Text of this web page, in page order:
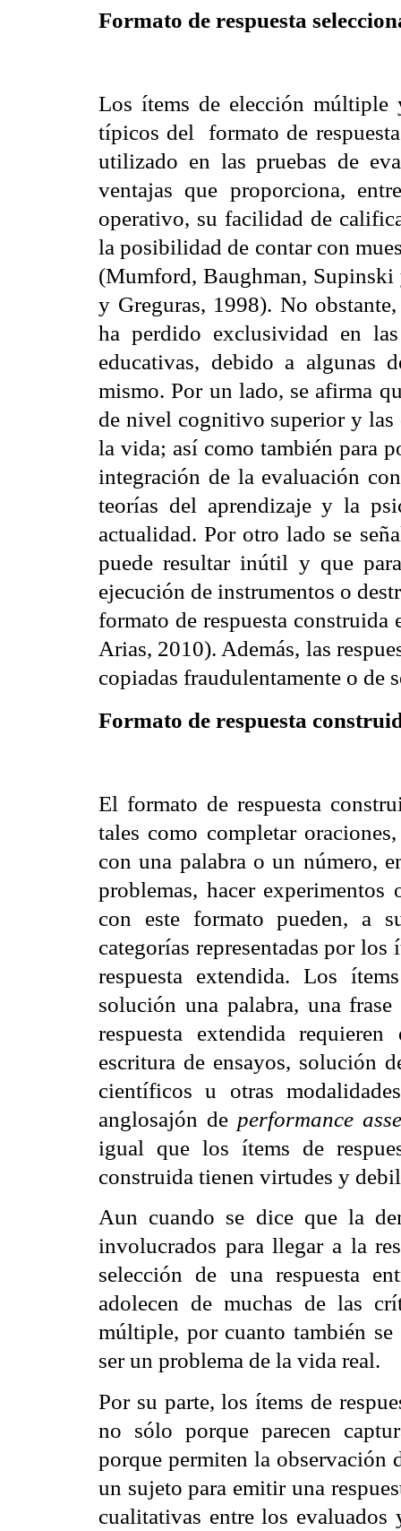
Formato de respuesta
Los ítems de elección múltiple
típicos del
formato de
utilizado en las pruebas de
ventajas que proporciona,
operativo, su facilidad de
la posibilidad de contar con
(Mumford, Baughman, Supinski
y Greguras, 1998). No
ha perdido exclusividad en
educativas, debido a algunas
mismo. Por un lado, se afirma
de nivel cognitivo superior y las
la vida; así como también para
integración de la evaluación
teorías del aprendizaje y la
actualidad. Por otro lado se
puede resultar inútil y que
ejecución de instrumentos o
formato de respuesta construida
Arias, 2010). Además, las
copiadas fraudulentamente o de
Formato de respuesta
El formato de respuesta
tales como completar
con una palabra o un número,
problemas, hacer experimentos
con este formato pueden, a
categorías representadas por
respuesta extendida. Los
solución una palabra, una
respuesta extendida
escritura de ensayos, solución
científicos u otras
anglosajón de performance
igual que los ítems de
construida tienen virtudes y
Aun cuando se dice que la
involucrados para llegar a la
selección de una respuesta
adolecen de muchas de las
múltiple, por cuanto también
ser un problema de la vida real.
Por su parte, los ítems de
no sólo porque parecen
porque permiten la observación
un sujeto para emitir una
cualitativas entre los